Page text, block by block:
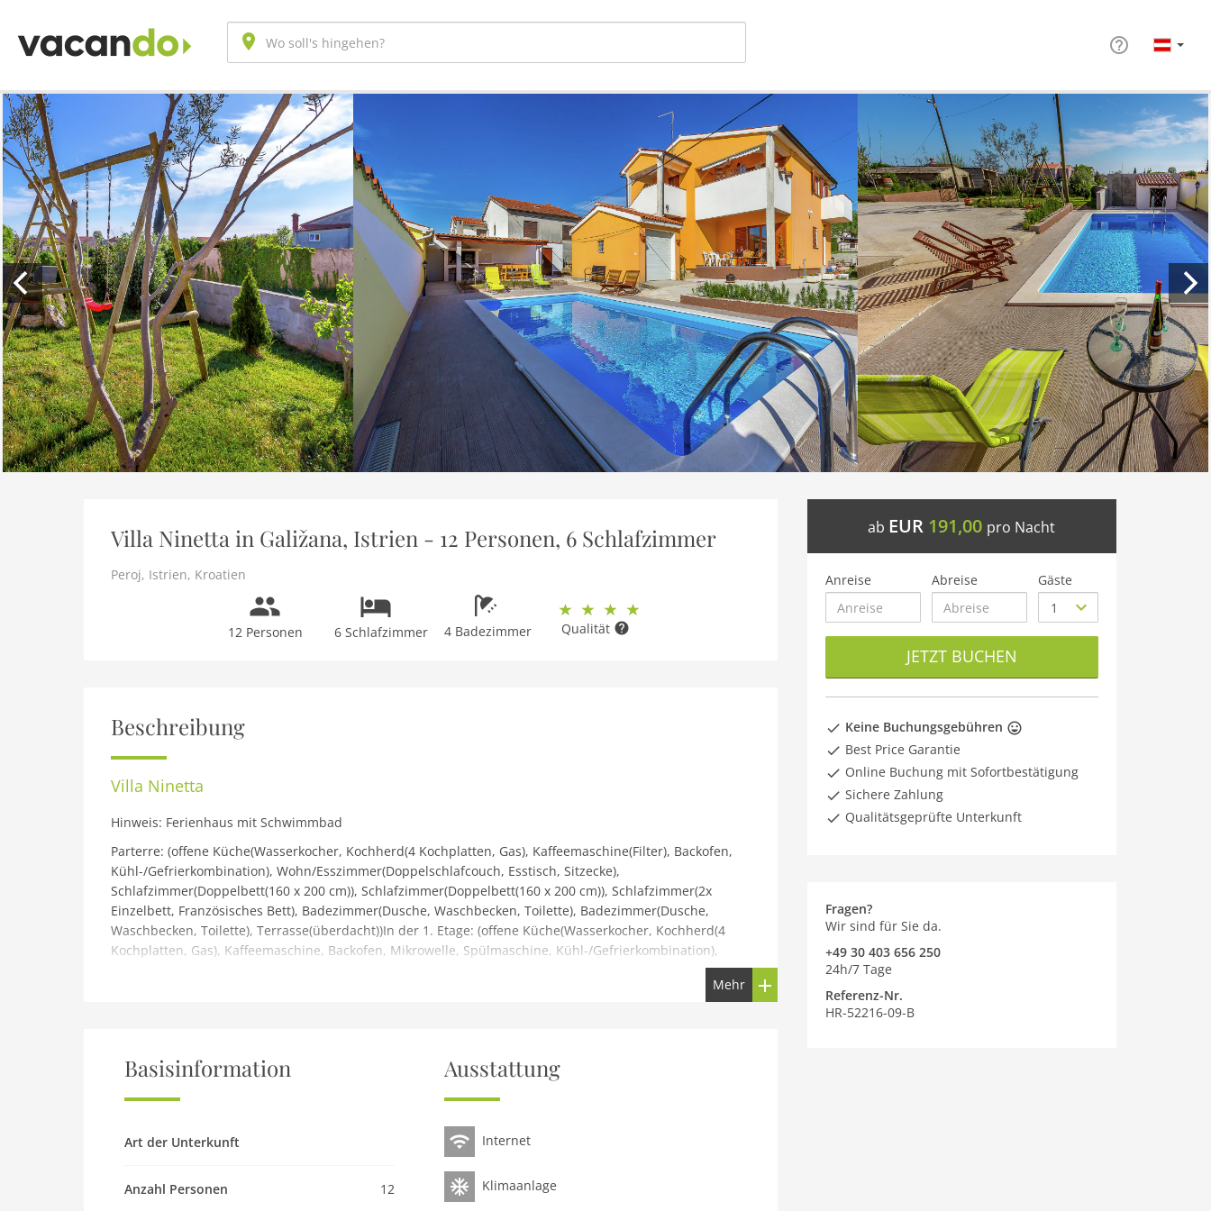
Villa Ninetta in Galižana, Istrien - 12 Personen, 6 Schlafzimmer
Peroj, Istrien, Kroatien
12 Personen 6 Schlafzimmer 4 Badezimmer Qualität
Beschreibung
Villa Ninetta
Hinweis: Ferienhaus mit Schwimmbad
Parterre: (offene Küche(Wasserkocher, Kochherd(4 Kochplatten, Gas), Kaffeemaschine(Filter), Backofen,
Kühl-/Gefrierkombination), Wohn/Esszimmer(Doppelschlafcouch, Esstisch, Sitzecke),
Schlafzimmer(Doppelbett(160 x 200 cm)), Schlafzimmer(Doppelbett(160 x 200 cm)), Schlafzimmer(2x
Einzelbett, Französisches Bett), Badezimmer(Dusche, Waschbecken, Toilette), Badezimmer(Dusche,
Waschbecken, Toilette), Terrasse(überdacht))In der 1. Etage: (offene Küche(Wasserkocher, Kochherd(4
Kochplatten, Gas), Kaffeemaschine, Backofen, Mikrowelle, Spülmaschine, Kühl-/Gefrierkombination),
Spielgeräte
Haustier
Klimaanlage
Mehr
Basisinformation
Art der Unterkunft
Anzahl Personen 12
Ausstattung
Internet
Klimaanlage
ab EUR 191,00 pro Nacht
Anreise Abreise Gäste
JETZT BUCHEN
Keine Buchungsgebühren
Best Price Garantie
Online Buchung mit Sofortbestätigung
Sichere Zahlung
Qualitätsgeprüfte Unterkunft
Fragen?
Wir sind für Sie da.
+49 30 403 656 250
24h/7 Tage
Referenz-Nr.
HR-52216-09-B